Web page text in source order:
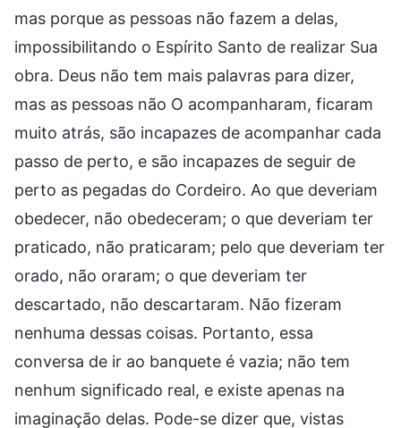
mas porque as pessoas não fazem a delas,
impossibilitando o Espírito Santo de realizar Sua
obra. Deus não tem mais palavras para dizer,
mas as pessoas não O acompanharam, ficaram
muito atrás, são incapazes de acompanhar cada
passo de perto, e são incapazes de seguir de
perto as pegadas do Cordeiro. Ao que deveriam
obedecer, não obedeceram; o que deveriam ter
praticado, não praticaram; pelo que deveriam ter
orado, não oraram; o que deveriam ter
descartado, não descartaram. Não fizeram
nenhuma dessas coisas. Portanto, essa
conversa de ir ao banquete é vazia; não tem
nenhum significado real, e existe apenas na
imaginação delas. Pode-se dizer que, vistas